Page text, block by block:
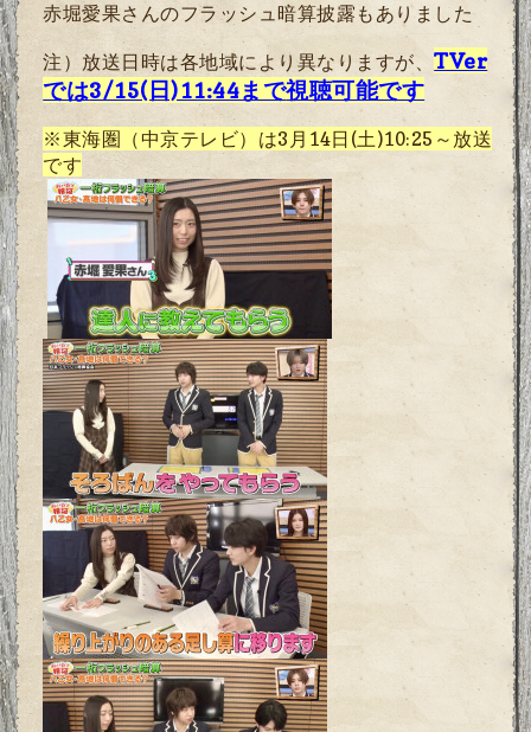
赤堀愛果さんのフラッシュ暗算披露もありました
注）放送日時は各地域により異なりますが、TVer
では3/15(日)11:44まで視聴可能です
※東海圏（中京テレビ）は3月14日(土)10:25～放送
です